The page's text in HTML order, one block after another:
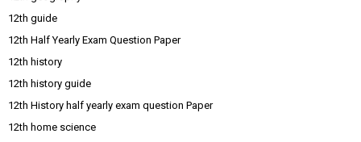
12th guide
12th Half Yearly Exam Question Paper
12th history
12th history guide
12th History half yearly exam question Paper
12th home science